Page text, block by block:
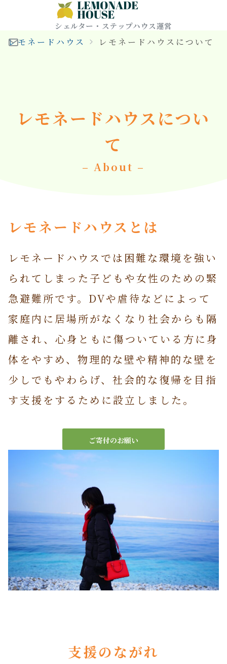
シェルター・ステップハウス運営
レモネードハウス レモネードハウスについて
レモネードハウスについ
て
– About –
レモネードハウスとは
レモネードハウスでは困難な環境を強い
られてしまった子どもや女性のための緊
急避難所です。DVや虐待などによって
家庭内に居場所がなくなり社会からも隔
離され、心身ともに傷ついている方に身
体をやすめ、物理的な壁や精神的な壁を
少しでもやわらげ、社会的な復帰を目指
す支援をするために設立しました。
ご寄付のお願い
支援のながれ